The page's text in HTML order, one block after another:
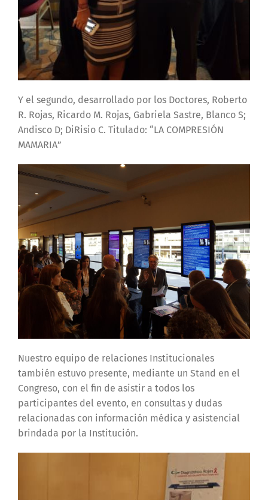
Y el segundo, desarrollado por los Doctores, Roberto
R. Rojas, Ricardo M. Rojas, Gabriela Sastre, Blanco S;
Andisco D; DiRisio C. Titulado: “LA COMPRESIÓN
MAMARIA”
Nuestro equipo de relaciones Institucionales
también estuvo presente, mediante un Stand en el
Congreso, con el fin de asistir a todos los
participantes del evento, en consultas y dudas
relacionadas con información médica y asistencial
brindada por la Institución.